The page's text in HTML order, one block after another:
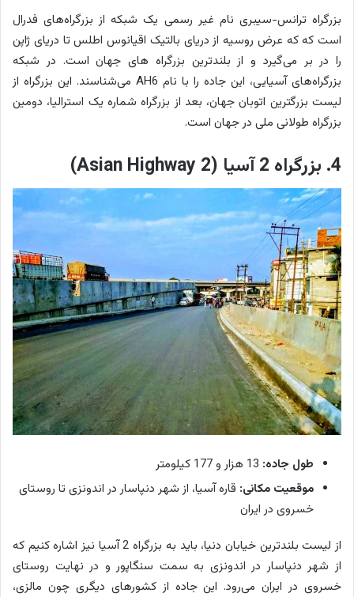
بزرگراه ترانس-سیبری نام غیر رسمی یک شبکه از بزرگراه‌های فدرال
است که که عرض روسیه از دریای بالتیک اقیانوس اطلس تا دریای ژاپن
را در بر می‌گیرد و از بلندترین بزرگراه های جهان است. در شبکه
بزرگراه‌های آسیایی، این جاده را با نام AH6 می‌شناسند. این بزرگراه از
لیست بزرگترین اتوبان جهان، بعد از بزرگراه شماره یک استرالیا، دومین
بزرگراه طولانی ملی در جهان است.
4. بزرگراه 2 آسیا (Asian Highway 2)
طول جاده:
موقعیت مکانی: قاره آسیا، از شهر دنپاسار در اندونزی تا روستای
خسروی در ایران
از لیست بلندترین خیابان دنیا، باید به بزرگراه 2 آسیا نیز اشاره کنیم که
از شهر دنپاسار در اندونزی به سمت سنگاپور و در نهایت روستای
خسروی در ایران می‌رود. این جاده از کشورهای دیگری چون مالزی،